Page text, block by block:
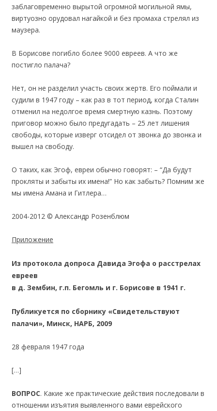
заблаговременно вырытой огромной могильной ямы,
виртуозно орудовал нагайкой и без промаха стрелял из
маузера.
В Борисове погибло более 9000 евреев. А что же
постигло палача?
Нет, он не разделил участь своих жертв. Его поймали и
судили в 1947 году – как раз в тот период, когда Сталин
отменил на недолгое время смертную казнь. Поэтому
приговор можно было предугадать – 25 лет лишения
свободы, которые изверг отсидел от звонка до звонка и
вышел на свободу.
О таких, как Эгоф, евреи обычно говорят: – “Да будут
прокляты и забыты их имена!” Но как забыть? Помним же
мы имена Амана и Гитлера…
2004-2012 © Александр Розенблюм
Приложение
Из протокола допроса Давида Эгофа о расстрелах
евреев
в д. Зембин, г.п. Бегомль и г. Борисове в 1941 г.
Публикуется по сборнику «Свидетельствуют
палачи», Минск, НАРБ, 2009
28 февраля 1947 года
[…]
ВОПРОС. Какие же практические действия последовали в
отношении изъятия выявленного вами еврейского